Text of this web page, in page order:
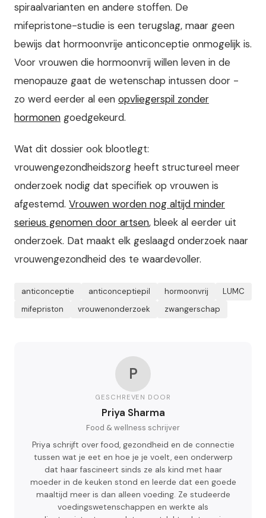
spiraalvarianten en andere stoffen. De
mifepristone-studie is een terugslag, maar geen
bewijs dat hormoonvrije anticonceptie onmogelijk is.
Voor vrouwen die hormoonvrij willen leven in de
menopauze gaat de wetenschap intussen door -
zo werd eerder al een opvliegerspil zonder
hormonen goedgekeurd.
Wat dit dossier ook blootlegt:
vrouwengezondheidszorg heeft structureel meer
onderzoek nodig dat specifiek op vrouwen is
afgestemd. Vrouwen worden nog altijd minder
serieus genomen door artsen, bleek al eerder uit
onderzoek. Dat maakt elk geslaagd onderzoek naar
vrouwengezondheid des te waardevoller.
anticonceptie anticonceptiepil hormoonvrij
LUMC
mifepriston
vrouwenonderzoek zwangerschap
P
GESCHREVEN DOOR
Priya Sharma
Food & wellness schrijver
Priya schrijft over food, gezondheid en de connectie
tussen wat je eet en hoe je je voelt, een onderwerp
dat haar fascineert sinds ze als kind met haar
moeder in de keuken stond en leerde dat een goede
maaltijd meer is dan alleen voeding. Ze studeerde
voedingswetenschappen en werkte als